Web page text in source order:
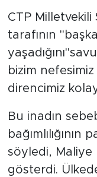
CTP Milletvekili
tarafının
bizim
direncimiz
Bu inadın
söyledi, Maliye
gösterdi.